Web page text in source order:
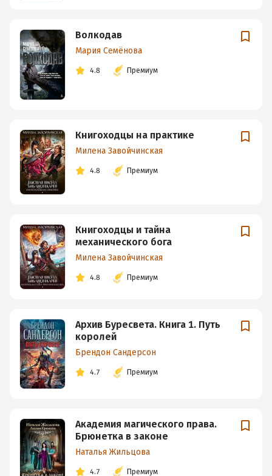
Волкодав
Мария Семёнова
4.8 Премиум
Книгоходцы на практике
Милена Завойчинская
4.8 Премиум
Книгоходцы и тайна
механического бога
Милена Завойчинская
4.8 Премиум
Архив Буресвета. Книга 1. Путь
королей
Брендон Сандерсон
4.7 Премиум
Академия магического права.
Брюнетка в законе
Наталья Жильцова
4.7 Премиум